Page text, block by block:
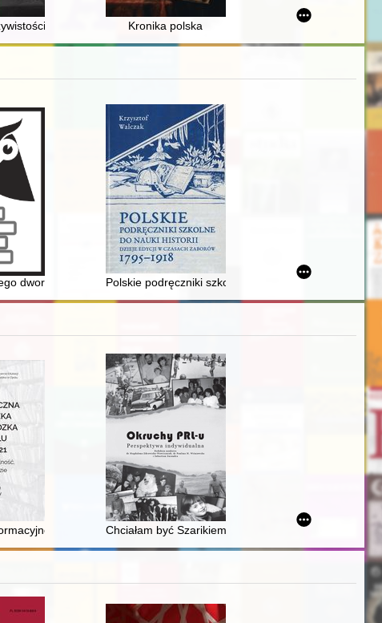
Uniwersyteckiej w Warszawie
w kulturze funeralnej na dworze księcia szczecińskiego Filipa II
Polski Ludowej : wybór artykułów
Kronika polska
dworu : podróż w czasie i przestrzeni
Polskie podręczniki szkolne do nauki historii : dzieje
wieku z roku jubileuszowego
bibliograficzna Pedagogicznej Biblioteki Wojewódzkiej w Opolu
Chciałam być Szarikiem